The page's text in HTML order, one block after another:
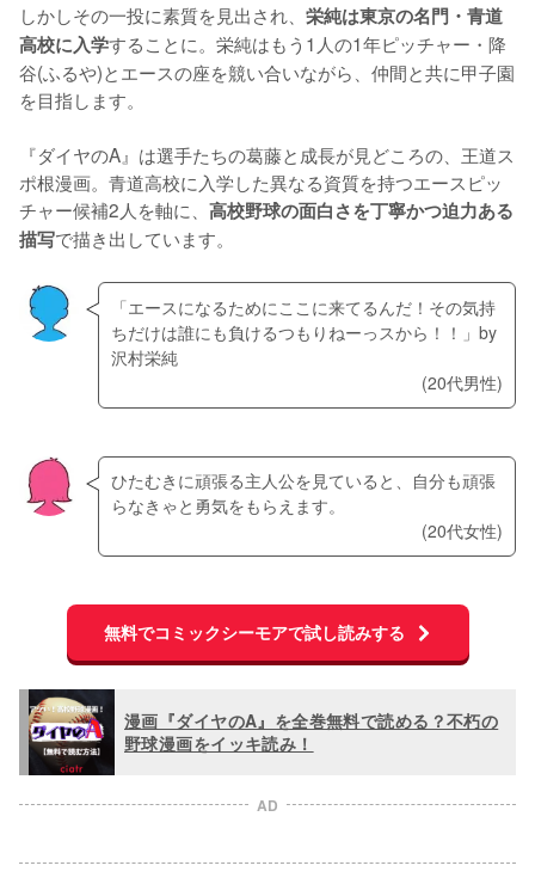
しかしその一投に素質を見出され、 栄純は東京の名門・青道
高校に入学することに。栄純はもう1人の1年ピッチャー・降
谷(ふるや)とエースの座を競い合いながら、仲間と共に甲子園
を目指します。
『ダイヤのA』は選手たちの葛藤と成長が見どころの、王道ス
ポ根漫画。青道高校に入学した異なる資質を持つエースピッ
チャー候補2人を軸に、 高校野球の面白さを丁寧かつ迫力ある
描写で描き出しています。
「エースになるためにここに来てるんだ！その気持
ちだけは誰にも負けるつもりねーっスから！！」by
沢村栄純
(20代男性)
ひたむきに頑張る主人公を見ていると、自分も頑張
らなきゃと勇気をもらえます。
(20代女性)
無料でコミックシーモアで試し読みする
漫画『ダイヤのA』を全巻無料で読める？不朽の
野球漫画をイッキ読み！
AD